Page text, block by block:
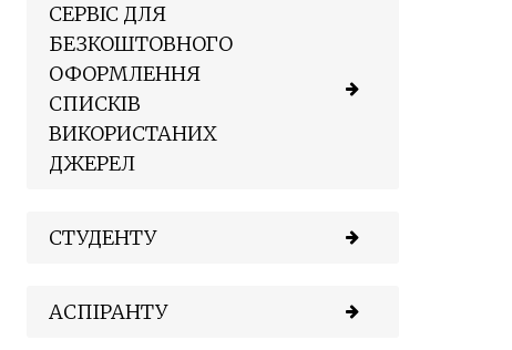
СЕРВІС ДЛЯ
БЕЗКОШТОВНОГО
ОФОРМЛЕННЯ
СПИСКІВ
ВИКОРИСТАНИХ
ДЖЕРЕЛ
СТУДЕНТУ
АСПІРАНТУ